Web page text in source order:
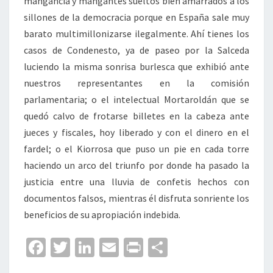
sillones de la democracia porque en España sale muy
barato multimillonizarse ilegalmente. Ahí tienes los
casos de Condenesto, ya de paseo por la Salceda
luciendo la misma sonrisa burlesca que exhibió ante
nuestros representantes en la comisión
parlamentaria; o el intelectual Mortaroldán que se
quedó calvo de frotarse billetes en la cabeza ante
jueces y fiscales, hoy liberado y con el dinero en el
fardel; o el Kiorrosa que puso un pie en cada torre
haciendo un arco del triunfo por donde ha pasado la
justicia entre una lluvia de confetis hechos con
documentos falsos, mientras él disfruta sonriente los
beneficios de su apropiación indebida.
Fa T
Li
E
Pr